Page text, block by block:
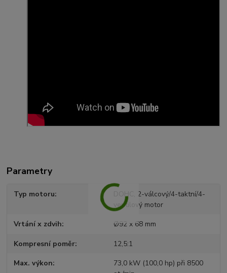
Parametry
Typ motoru
DOHC, 2-válcový/4-taktní/4-
ventilový motor
Vrtání x zdvih Ø92 x 68 mm
Kompresní poměr 12,5:1
Max. výkon
73,0 kW (100,0 hp) při 8500